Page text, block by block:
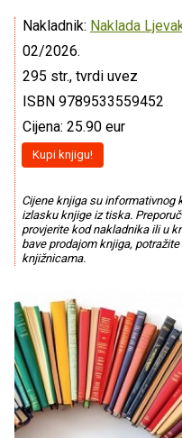
Nakladnik: Naklada
02/2026.
295 str., tvrdi uvez
ISBN 9789533559452
Cijena: 25.90 eur
Kupi knjigu!
Cijene knjiga su informativnog
izlasku knjige iz tiska.
provjerite kod nakladnika ili u
bave prodajom knjiga,
knjižnicama.